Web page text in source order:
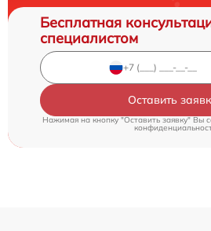
Бесплатная
специалистом
Оставить
Нажимая на кнопку "Оставить заявку" Вы